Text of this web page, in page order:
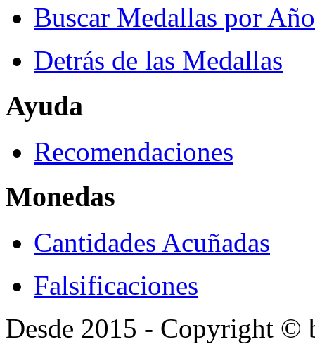
Buscar Medallas por Año
Detrás de las Medallas
Ayuda
Recomendaciones
Monedas
Cantidades Acuñadas
Falsificaciones
Desde 2015 - Copyright ©